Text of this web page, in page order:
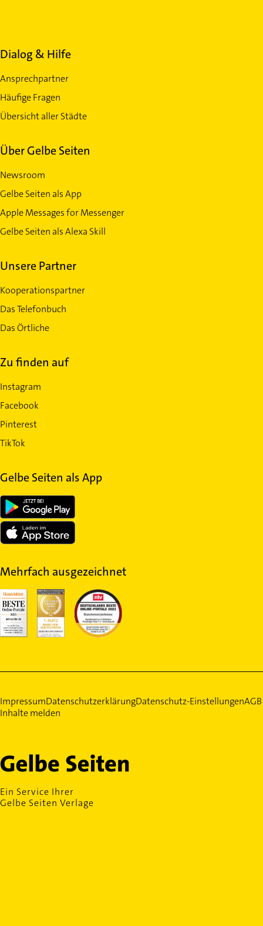
Dialog & Hilfe
Ansprechpartner
Häufige Fragen
Übersicht aller Städte
Über Gelbe Seiten
Newsroom
Gelbe Seiten als App
Apple Messages for Messenger
Gelbe Seiten als Alexa Skill
Unsere Partner
Kooperationspartner
Das Telefonbuch
Das Örtliche
Zu finden auf
Instagram
Facebook
Pinterest
TikTok
Gelbe Seiten als App
Mehrfach ausgezeichnet
ImpressumDatenschutzerklärungDatenschutz-EinstellungenAGB
Inhalte melden
Ein Service Ihrer
Gelbe Seiten Verlage